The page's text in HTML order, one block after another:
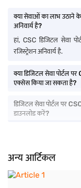
क्या सेवाओं का लाभ उठाने के
अनिवार्य है?
हां, CSC डिजिटल सेवा
रजिस्ट्रेशन अनिवार्य है.
क्या डिजिटल सेवा पोर्टल
एक्सेस किया जा सकता है?
डिजिटल सेवा पोर्टल पर
डाउनलोड करें?
अन्य आर्टिकल